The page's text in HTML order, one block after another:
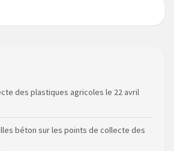
des plastiques agricoles le 22 avril
béton sur les points de collecte des